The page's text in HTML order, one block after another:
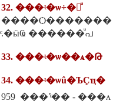
32. ���ʵ�ѡ÷�觷ͧ
����Ѻ�������
ͨ.�ӹҨ ������ͧപ
33. ���ʵ�ѡ��ѧ�Թ
34. ���ʵ�ѡû�ЪҪҵ�
959 ���˹ͧ�� -